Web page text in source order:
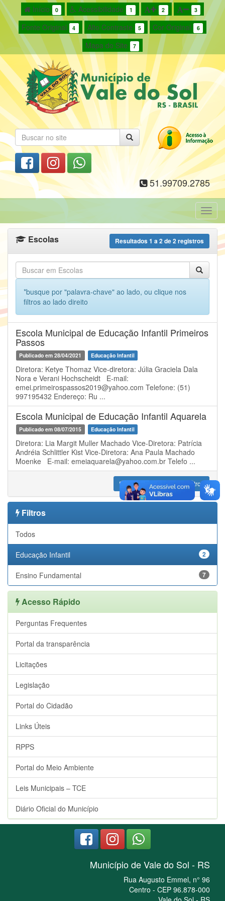
Início 0 Acessibilidade 1 2 3
Fonte Original 4 Alto Contraste 5 Cor Original 6
Mapa do Site 7
51.99709.2785
Escolas Resultados1 a2de2registros
*busque por "palavra-chave" ao lado, ou clique nos
filtros ao lado direito
Escola Municipal de Educação Infantil Primeiros
Passos
Publicado em 28/04/2021 Educação Infantil
Diretora: Ketye Thomaz Vice-diretora: Júlia Graciela Dala
Nora e Verani Hochscheidt E-mail:
emei.primeirospassos2019@yahoo.com Telefone: (51)
997195432 Endereço: Ru ...
Escola Municipal de Educação Infantil Aquarela
Publicado em 08/07/2015 Educação Infantil
Diretora: Lia Margit Muller Machado Vice-Diretora: Patrícia
Andréia Schlittler Kist Vice-Diretora: Ana Paula Machado
Moenke E-mail: emeiaquarela@yahoo.com.br Telefo ...
Resultados1a2de 2registros
Filtros
Todos
2
Educação Infantil
7
Ensino Fundamental
Acesso Rápido
Perguntas Frequentes
Portal da transparência
Licitações
Legislação
Portal do Cidadão
Links Úteis
RPPS
Portal do Meio Ambiente
Leis Municipais – TCE
Diário Oficial do Município
Município de Vale do Sol - RS
Rua Augusto Emmel, n° 96
Centro - CEP 96.878-000